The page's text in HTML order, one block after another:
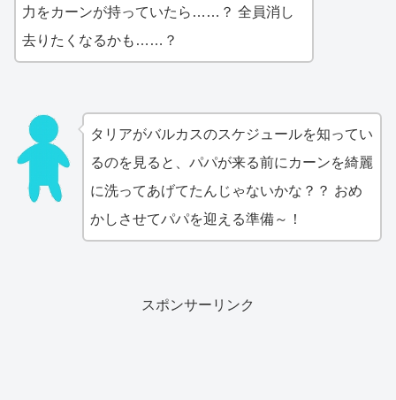
力をカーンが持っていたら……？ 全員消し
去りたくなるかも……？
タリアがバルカスのスケジュールを知ってい
るのを見ると、パパが来る前にカーンを綺麗
に洗ってあげてたんじゃないかな？？ おめ
かしさせてパパを迎える準備～！
スポンサーリンク